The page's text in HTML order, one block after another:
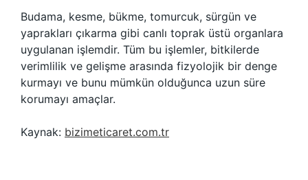
Budama, kesme, bükme, tomurcuk, sürgün ve
yaprakları çıkarma gibi canlı toprak üstü organlara
uygulanan işlemdir. Tüm bu işlemler, bitkilerde
verimlilik ve gelişme arasında fizyolojik bir denge
kurmayı ve bunu mümkün olduğunca uzun süre
korumayı amaçlar.
Kaynak: bizimeticaret.com.tr